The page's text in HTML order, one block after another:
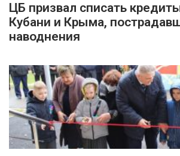
ЦБ призвал списать
Кубани и Крыма,
наводнения